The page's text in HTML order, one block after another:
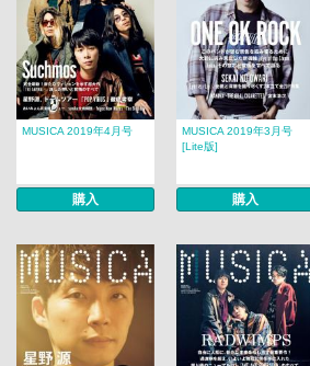
MUSICA 2019年4月号
購入
MUSICA 2019年3月号
[Lite版]
購入